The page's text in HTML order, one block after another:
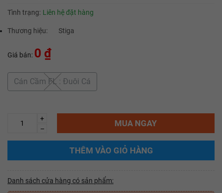
Tình trạng: Liên hệ đặt hàng
Thương hiệu: Stiga
Giá bán: 0 ₫
Cán Cầm FL : Đuôi Cá
+
–
MUA NGAY
THÊM VÀO GIỎ HÀNG
Danh sách cửa hàng có sản phẩm: